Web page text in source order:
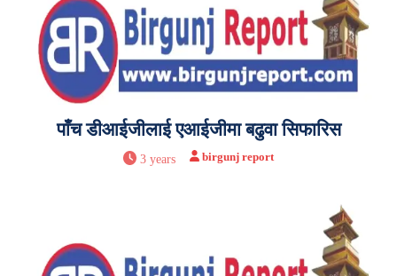
पाँच डीआईजीलाई एआईजीमा बढुवा सिफारिस
3 years birgunj report